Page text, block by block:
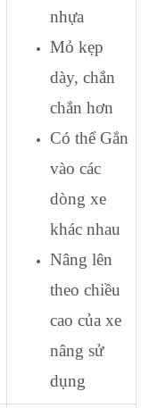
nhựa
Mỏ kẹp
dày, chắn
chắn hơn
Có thể Gắn
vào các
dòng xe
khác nhau
Nâng lên
theo chiều
cao của xe
nâng sử
dụng